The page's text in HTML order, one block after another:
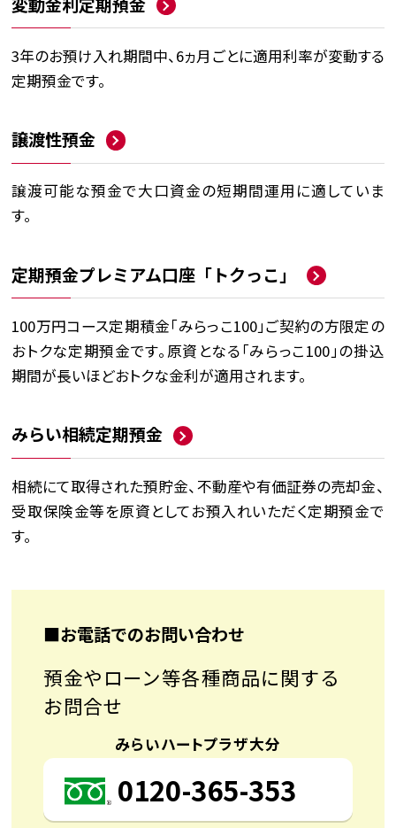
3年のお預け入れ期間中、6ヵ月ごとに適用利率が変動する
定期預金です。
譲渡性預金
譲渡可能な預金で大口資金の短期間運用に適していま
す。
定期預金プレミアム口座「トクっこ」
100万円コース定期積金「みらっこ100」ご契約の方限定の
おトクな定期預金です。原資となる「みらっこ100」の掛込
期間が長いほどおトクな金利が適用されます。
みらい相続定期預金
相続にて取得された預貯金、不動産や有価証券の売却金、
受取保険金等を原資としてお預入れいただく定期預金で
す。
■お電話でのお問い合わせ
預金やローン等各種商品に関する
お問合せ
みらいハートプラザ大分
0120-365-353